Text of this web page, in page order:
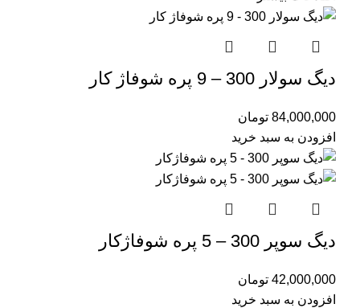
دیگ سولار 300 – 9 پره شوفاژ کار
84,000,000 تومان
افزودن به سبد خرید
دیگ سوپر 300 – 5 پره شوفاژکار
42,000,000 تومان
افزودن به سبد خرید